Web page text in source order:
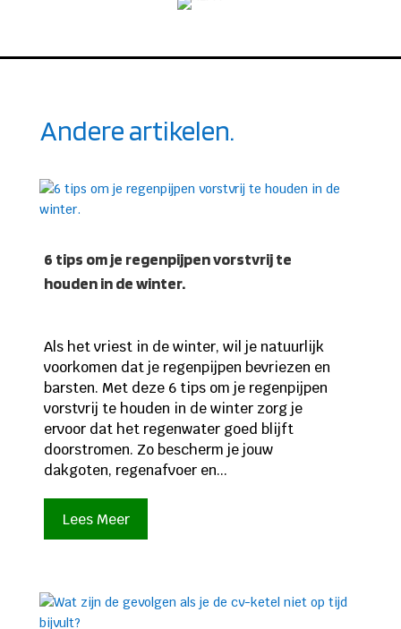
Andere artikelen.
6 tips om je regenpijpen vorstvrij te
houden in de winter.
Als het vriest in de winter, wil je natuurlijk
voorkomen dat je regenpijpen bevriezen en
barsten. Met deze 6 tips om je regenpijpen
vorstvrij te houden in de winter zorg je
ervoor dat het regenwater goed blijft
doorstromen. Zo bescherm je jouw
dakgoten, regenafvoer en...
Lees Meer